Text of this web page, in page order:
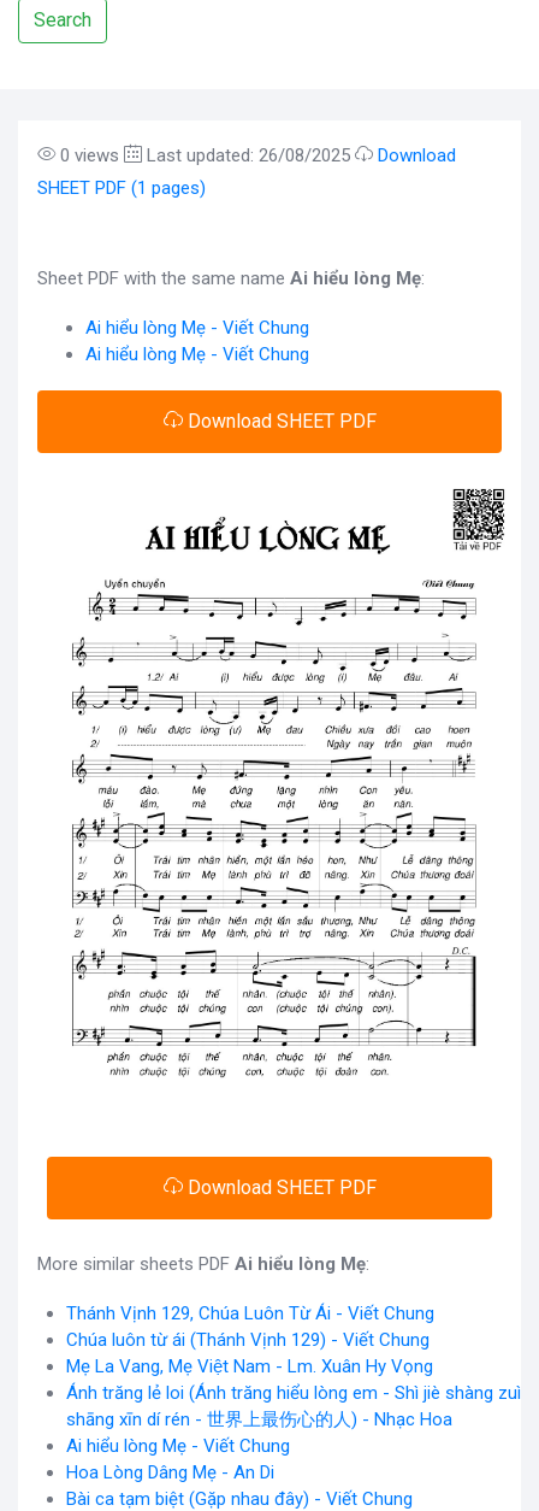
Search
0 views Last updated: 26/08/2025
Download
SHEET PDF (1 pages)
Sheet PDF with the same name Ai hiểu lòng Mẹ:
Ai hiểu lòng Mẹ - Viết Chung
Ai hiểu lòng Mẹ - Viết Chung
Download SHEET PDF
Download SHEET PDF
More similar sheets PDF Ai hiểu lòng Mẹ:
Thánh Vịnh 129, Chúa Luôn Từ Ái - Viết Chung
Chúa luôn từ ái (Thánh Vịnh 129) - Viết Chung
Mẹ La Vang, Mẹ Việt Nam - Lm. Xuân Hy Vọng
Ánh trăng lẻ loi (Ánh trăng hiểu lòng em - Shì jiè shàng zuì
shāng xīn dí rén - 世界上最伤心的人) - Nhạc Hoa
Ai hiểu lòng Mẹ - Viết Chung
Hoa Lòng Dâng Mẹ - An Di
Bài ca tạm biệt (Gặp nhau đây) - Viết Chung